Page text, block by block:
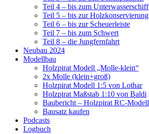
Teil 4 – bis zum Unterwasserschiff
Teil 5 – bis zur Holzkonservierung
Teil 6 – bis zur Scheuerleiste
Teil 7 – bis zum Schwert
Teil 8 – die Jungfernfahrt
Neubau 2024
Modellbau
Holzpirat Modell „Molle-klein“
2x Molle (klein+groß)
Holzpirat Modell 1:5 von Lothar
Holzpirat Maßstab 1:10 von Baldi
Baubericht – Holzpirat RC-Modell
Bausatz kaufen
Podcasts
Logbuch